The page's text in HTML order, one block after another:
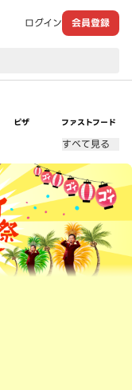
ログイン 会員登録
ピザ ファストフード
すべて見る